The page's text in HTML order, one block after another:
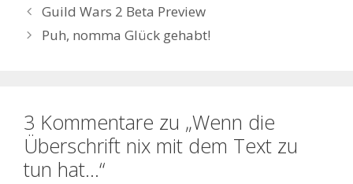
Guild Wars 2 Beta Preview
Puh, nomma Glück gehabt!
3 Kommentare zu „Wenn die
Überschrift nix mit dem Text zu
tun hat…“